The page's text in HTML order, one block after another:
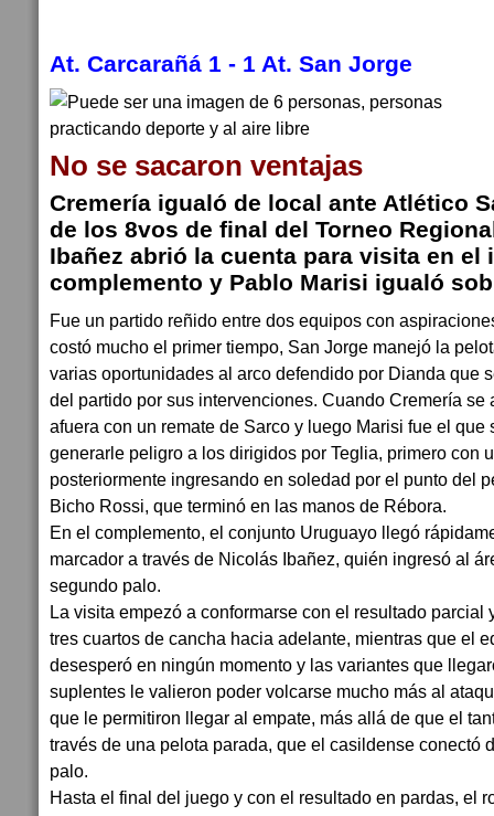
At. Carcarañá 1 - 1 At. San Jorge
No se sacaron ventajas
Cremería igualó de local ante Atlético
de los 8vos de final del Torneo
Ibañez abrió la cuenta para visita en el
complemento y Pablo Marisi igualó
Fue un partido reñido entre dos equipos con
costó mucho el primer tiempo, San Jorge manejó la
varias oportunidades al arco defendido por Dianda que
del partido por sus intervenciones. Cuando Cremería se
afuera con un remate de Sarco y luego Marisi fue el que
generarle peligro a los dirigidos por Teglia, primero con
posteriormente ingresando en soledad por el punto del
Bicho Rossi, que terminó en las manos de Rébora.
En el complemento, el conjunto Uruguayo llegó
marcador a través de Nicolás Ibañez, quién ingresó al
segundo palo.
La visita empezó a conformarse con el resultado parcial
tres cuartos de cancha hacia adelante, mientras que el
desesperó en ningún momento y las variantes que
suplentes le valieron poder volcarse mucho más al
que le permitiron llegar al empate, más allá de que el
través de una pelota parada, que el casildense conectó
palo.
Hasta el final del juego y con el resultado en pardas, el